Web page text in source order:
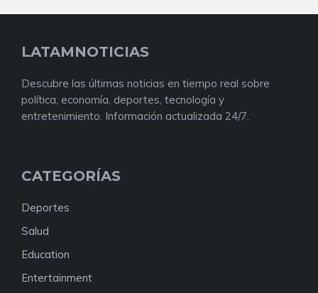
LATAMNOTICIAS
Descubre las últimas noticias en tiempo real sobre
política, economía, deportes, tecnología y
entretenimiento. Información actualizada 24/7.
CATEGORÍAS
Deportes
Salud
Education
Entertainment